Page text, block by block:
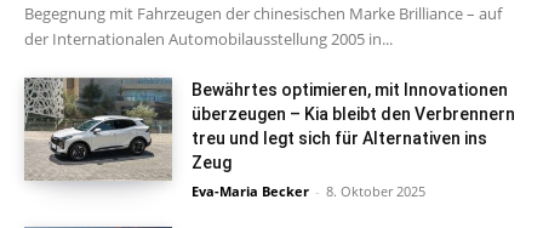
Begegnung mit Fahrzeugen der chinesischen Marke Brilliance – auf
der Internationalen Automobilausstellung 2005 in...
Bewährtes optimieren, mit Innovationen
überzeugen – Kia bleibt den Verbrennern
treu und legt sich für Alternativen ins
Zeug
Eva-Maria Becker - 8. Oktober 2025